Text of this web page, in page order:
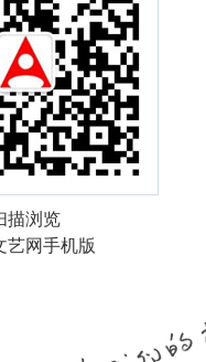
描浏览
艺网手机版